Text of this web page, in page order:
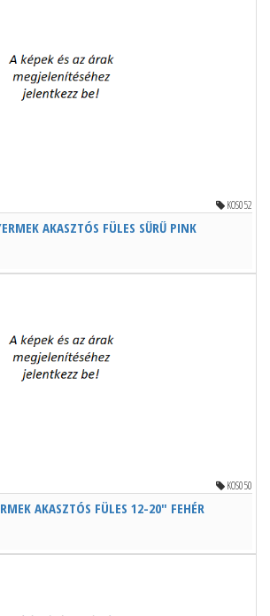
KOS052
AKASZTÓS FÜLES SŰRŰ PINK
KOS050
AKASZTÓS FÜLES 12-20" FEHÉR